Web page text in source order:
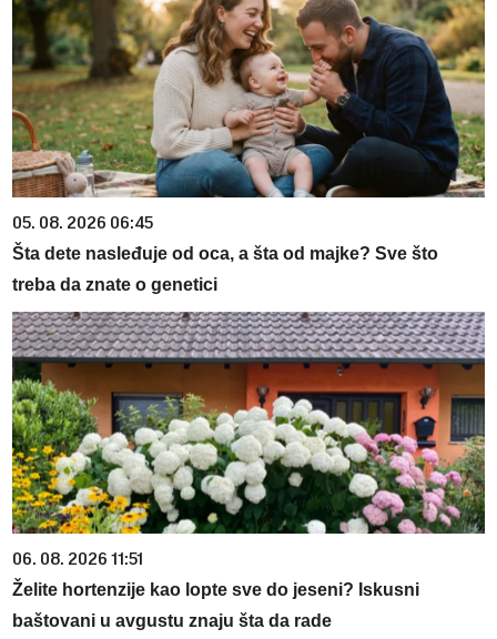
05. 08. 2026 06:45
Šta dete nasleđuje od oca, a šta od majke? Sve što
treba da znate o genetici
06. 08. 2026 11:51
Želite hortenzije kao lopte sve do jeseni? Iskusni
baštovani u avgustu znaju šta da rade